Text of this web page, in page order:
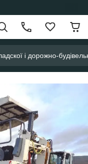
і дорожно-